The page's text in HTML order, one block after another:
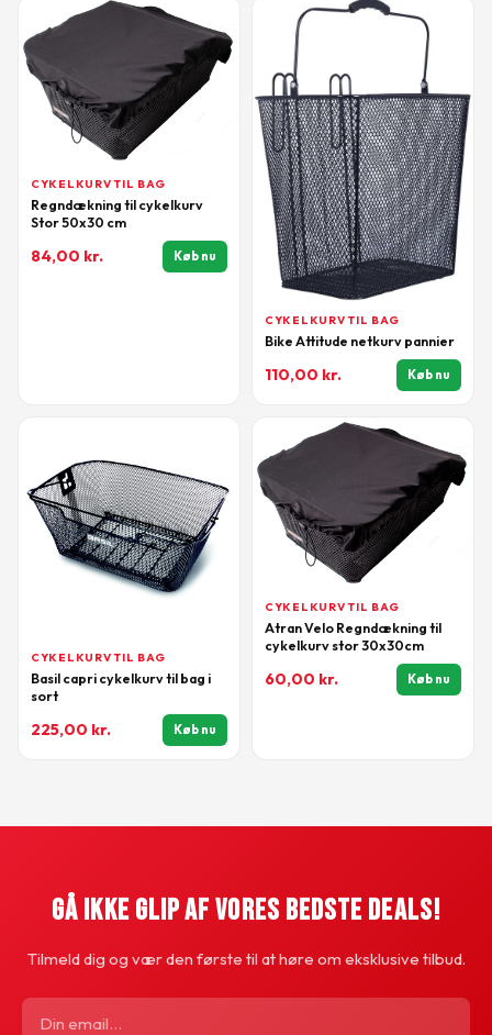
CYKELKURV TIL BAG
Regndækning til cykelkurv
Stor 50x30 cm
84,00 kr. Køb nu
CYKELKURV TIL BAG
Bike Attitude netkurv pannier
110,00 kr. Køb nu
CYKELKURV TIL BAG
Basil capri cykelkurv til bag i
sort
225,00 kr. Køb nu
CYKELKURV TIL BAG
Atran Velo Regndækning til
cykelkurv stor 30x30cm
60,00 kr. Køb nu
Gå Ikke Glip Af Vores Bedste Deals!
Tilmeld dig og vær den første til at høre om eksklusive tilbud.